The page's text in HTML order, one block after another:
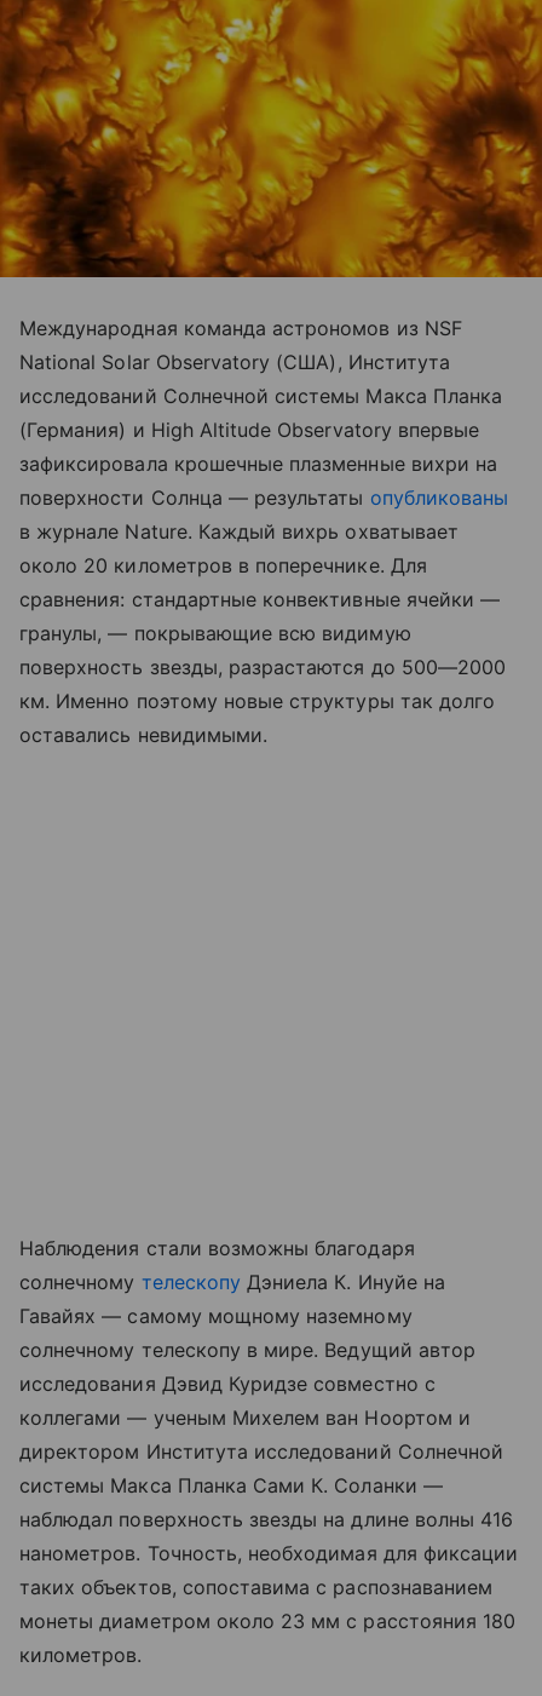
Международная команда астрономов из NSF
National Solar Observatory (США), Института
исследований Солнечной системы Макса Планка
(Германия) и High Altitude Observatory впервые
зафиксировала крошечные плазменные вихри на
поверхности Солнца — результаты опубликованы
в журнале Nature. Каждый вихрь охватывает
около 20 километров в поперечнике. Для
сравнения: стандартные конвективные ячейки —
гранулы, — покрывающие всю видимую
поверхность звезды, разрастаются до 500—2000
км. Именно поэтому новые структуры так долго
оставались невидимыми.
Наблюдения стали возможны благодаря
солнечному телескопу Дэниела К. Инуйе на
Гавайях — самому мощному наземному
солнечному телескопу в мире. Ведущий автор
исследования Дэвид Куридзе совместно с
коллегами — ученым Михелем ван Ноортом и
директором Института исследований Солнечной
системы Макса Планка Сами К. Соланки —
наблюдал поверхность звезды на длине волны 416
нанометров. Точность, необходимая для фиксации
таких объектов, сопоставима с распознаванием
монеты диаметром около 23 мм с расстояния 180
километров.